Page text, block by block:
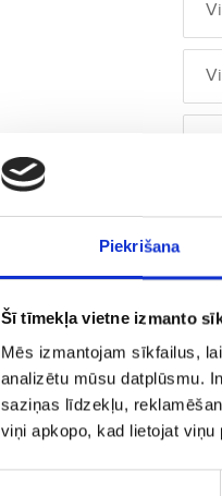
Piekrišana
Šī tīmekļa vietne izmanto
Mēs izmantojam sīkfailus,
analizētu mūsu datplūsmu.
saziņas līdzekļu,
viņi apkopo, kad lietojat viņu